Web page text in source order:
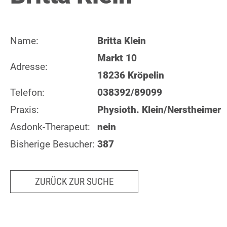
Name: Britta Klein
Adresse:
Markt 10
18236 Kröpelin
Telefon:
038392/89099
Praxis:
Physioth. Klein/Nerstheimer
Asdonk-Therapeut:
nein
Bisherige Besucher: 387
ZURÜCK ZUR SUCHE